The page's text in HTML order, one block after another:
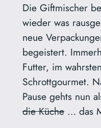
Die Giftmischer
wieder was
neue
begeistert.
Futter, im
Schrottgourmet.
Pause gehts nun
die Küche… das